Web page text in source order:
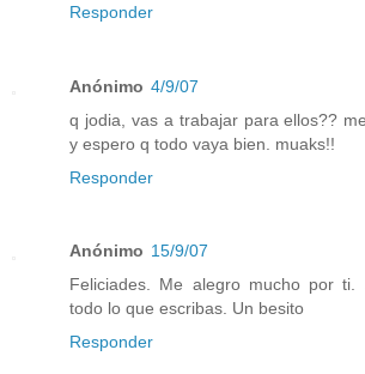
Responder
Anónimo 4/9/07
q jodia, vas a trabajar para ellos??
y espero q todo vaya bien. muaks!!
Responder
Anónimo 15/9/07
Feliciades. Me alegro mucho por ti.
todo lo que escribas. Un besito
Responder